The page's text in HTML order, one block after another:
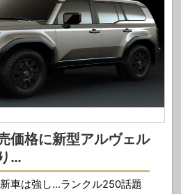
価格に新型アルヴェル
…
車は強し…ランクル250話題